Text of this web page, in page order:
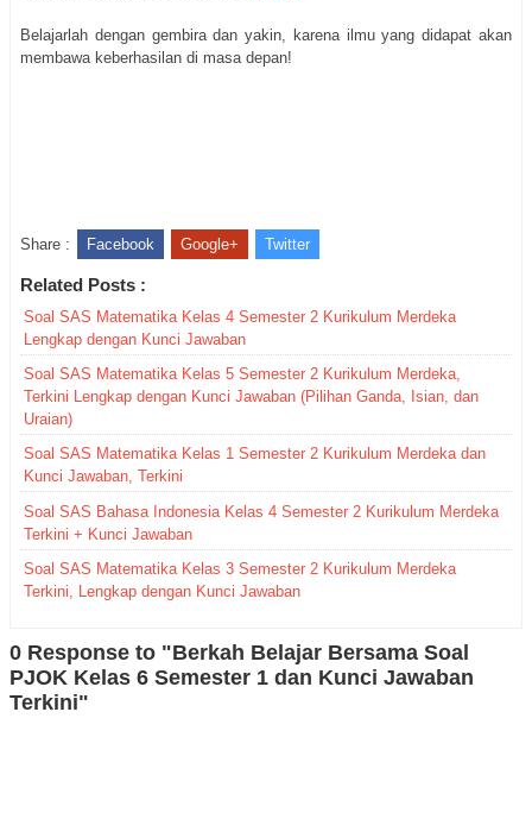
Belajarlah dengan gembira dan yakin, karena ilmu yang didapat akan
membawa keberhasilan di masa depan!
Share : Facebook Google+ Twitter
Related Posts :
Soal SAS Matematika Kelas 4 Semester 2 Kurikulum Merdeka
Lengkap dengan Kunci Jawaban
Soal SAS Matematika Kelas 5 Semester 2 Kurikulum Merdeka,
Terkini Lengkap dengan Kunci Jawaban (Pilihan Ganda, Isian, dan
Uraian)
Soal SAS Matematika Kelas 1 Semester 2 Kurikulum Merdeka dan
Kunci Jawaban, Terkini
Soal SAS Bahasa Indonesia Kelas 4 Semester 2 Kurikulum Merdeka
Terkini + Kunci Jawaban
Soal SAS Matematika Kelas 3 Semester 2 Kurikulum Merdeka
Terkini, Lengkap dengan Kunci Jawaban
0 Response to "Berkah Belajar Bersama Soal
PJOK Kelas 6 Semester 1 dan Kunci Jawaban
Terkini"